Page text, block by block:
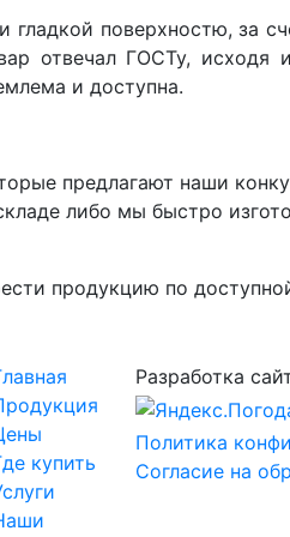
поверхностю, за
отвечал ГОСТу, исходя
и доступна.
предлагают наши
либо мы быстро
продукцию по
купить
Разработка
Политика
Согласие на